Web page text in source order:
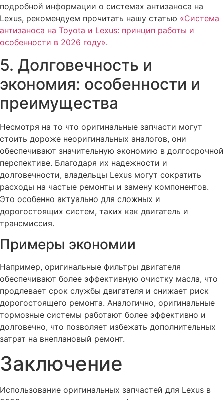
подробной информации о системах антизаноса на
Lexus, рекомендуем прочитать нашу статью «Система
антизаноса на Toyota и Lexus: принцип работы и
особенности в 2026 году».
5. Долговечность и
экономия: особенности и
преимущества
Несмотря на то что оригинальные запчасти могут
стоить дороже неоригинальных аналогов, они
обеспечивают значительную экономию в долгосрочной
перспективе. Благодаря их надежности и
долговечности, владельцы Lexus могут сократить
расходы на частые ремонты и замену компонентов.
Это особенно актуально для сложных и
дорогостоящих систем, таких как двигатель и
трансмиссия.
Примеры экономии
Например, оригинальные фильтры двигателя
обеспечивают более эффективную очистку масла, что
продлевает срок службы двигателя и снижает риск
дорогостоящего ремонта. Аналогично, оригинальные
тормозные системы работают более эффективно и
долговечно, что позволяет избежать дополнительных
затрат на внеплановый ремонт.
Заключение
Использование оригинальных запчастей для Lexus в